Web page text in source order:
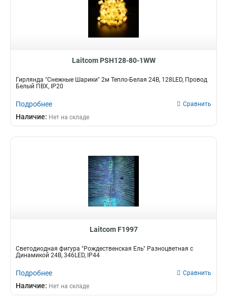
Laitcom PSH128-80-1WW
Гирлянда "Снежные Шарики" 2м Тепло-Белая 24В, 128LED, Провод
Белый ПВХ, IP20
Подробнее Сравнить
Наличие: Нет на складе
Laitcom F1997
Светодиодная фигура "Рождественская Ель" Разноцветная с
Динамикой 24B, 346LED, IP44
Подробнее Сравнить
Наличие: Нет на складе